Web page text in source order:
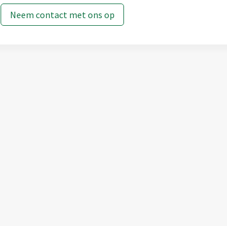
Neem contact met ons op